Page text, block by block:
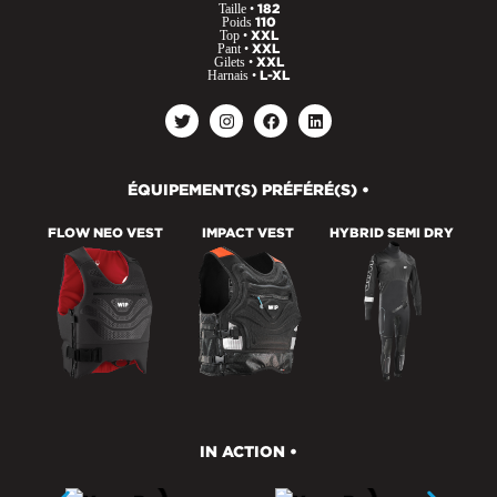
Taille • 182
Poids 110
Top • XXL
Pant • XXL
Gilets • XXL
Harnais • L-XL
ÉQUIPEMENT(S) PRÉFÉRÉ(S) •
FLOW NEO VEST IMPACT VEST HYBRID SEMI DRY
IN ACTION •